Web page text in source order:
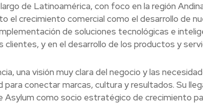
de Latinoamérica, con foco en la región
el crecimiento comercial como el desarrollo de
de soluciones tecnológicas e
clientes, y en el desarrollo de los productos y
una visión muy clara del negocio y las
para conectar marcas, cultura y resultados. Su
Asylum como socio estratégico de crecimiento